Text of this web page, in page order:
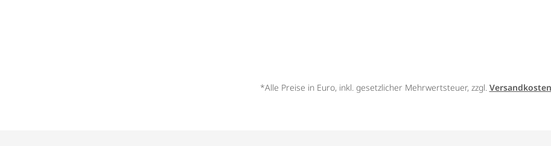
*Alle Preise in Euro, inkl. gesetzlicher Mehrwertsteuer, zzgl. Versandkosten